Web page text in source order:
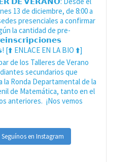
Seguínos en Instagram